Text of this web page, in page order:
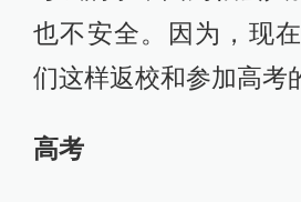
也不安全。因为，现
们这样返校和参加高考
高考